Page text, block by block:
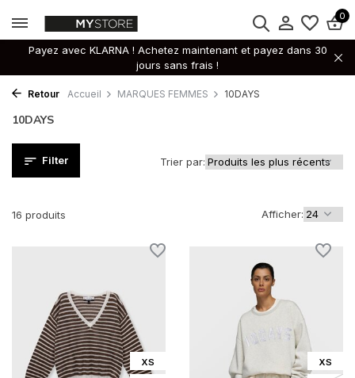
0
Payez avec KLARNA ! Achetez maintenant et payez dans 30
jours sans frais !
Retour Accueil MARQUES FEMMES 10DAYS
10DAYS
Filter
16 produits Afficher:
Trier par:
XS
XS